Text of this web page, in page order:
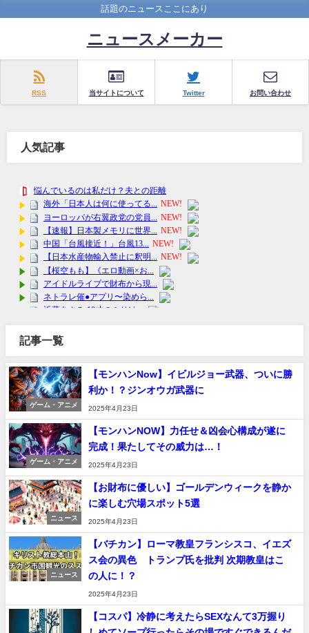
話題のニュースここにあり
ニュースメーカー
RSS 当サイトについて Twitter お問い合わせ
人気記事
記事一覧
ゲーム・アニメ
【モンハンNow】イビルジョー武器、ついに勝
利か！？ジンオウガ武器に
2025年4月23日
ゲーム・アニメ
【モンハンNOW】力任せ＆凶会心構成が遂に
完成！果たしてその威力は…！
2025年4月23日
ニュース
【お財布に優しい】ゴールデンウィークを静か
に楽しむ穴場スポット5選
2025年4月23日
ニュース
【バチカン】ローマ教皇フランシスコ、イエズ
ス会の異色 トランプ氏を批判 次期教皇はこ
の人に！？
2025年4月23日
【コスパ】冷静に考えたらSEXなんて3万握り